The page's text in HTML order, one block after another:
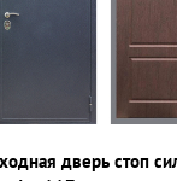
дверь стоп